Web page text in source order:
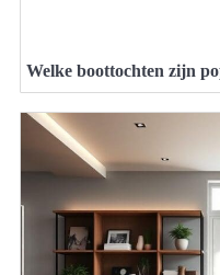
Welke boottochten zijn